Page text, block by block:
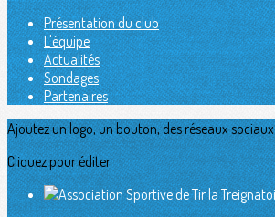
Présentation du club
L'équipe
Actualités
Sondages
Partenaires
Ajoutez un logo, un bouton, des réseaux sociaux
Cliquez pour éditer